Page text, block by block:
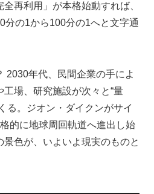
再利用」が本格始動すれば、
分の1から100分の1へと文字通
2030年代、民間企業の手によ
場、研究施設が次々と“量
る。ジオン・ダイクンがサイ
的に地球周回軌道へ進出し始
色が、いよいよ現実のものと